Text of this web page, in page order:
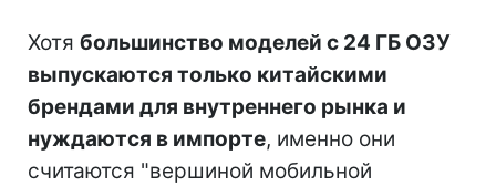
Хотя большинство моделей с 24 ГБ ОЗУ
выпускаются только китайскими
брендами для внутреннего рынка и
нуждаются в импорте, именно они
считаются "вершиной мобильной